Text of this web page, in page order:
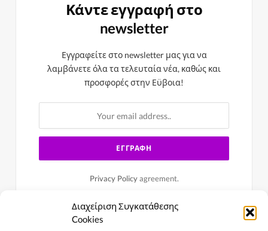
Διαχείριση Συγκατάθεσης
Cookies
Κάντε εγγραφή στο
newsletter
Εγγραφείτε στο newsletter μας για να
λαμβάνετε όλα τα τελευταία νέα, καθώς και
προσφορές στην Εϋβοια!
Privacy Policyagreement.